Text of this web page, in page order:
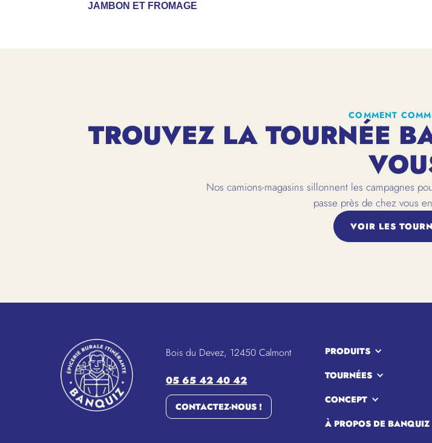
JAMBON ET FROMAGE
COMMENT
TROUVEZ LA TOURNÉE
Nos camions-magasins sillonnent les campagnes
passe près de chez vous
VOIR LES
Bois du Devez, 12450 Calmont
05 65 42 40 42
CONTACTEZ-NOUS !
PRODUITS
TOURNÉES
CONCEPT
À PROPOS DE BANQUIZ